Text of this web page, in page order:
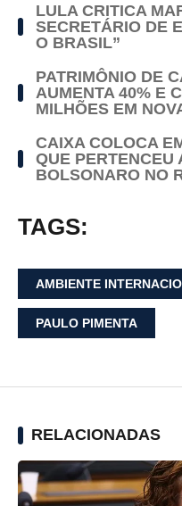
LULA CRITICA
SECRETÁRIO DE
O BRASIL”
PATRIMÔNIO DE
AUMENTA 40% E
MILHÕES EM
CAIXA COLOCA
QUE PERTENCEU
BOLSONARO NO
TAGS:
AMBIENTE
PAULO PIMENTA
RELACIONADAS